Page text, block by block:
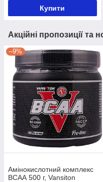
Купити
Акційні пропозиції та
–9%
Амінокислотний комплекс
ВСAА 500 г, Vansiton